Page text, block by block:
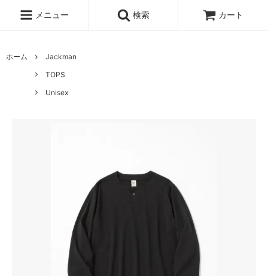
メニュー 検索 カート
ホーム
Jackman
TOPS
Unisex